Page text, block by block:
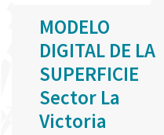
MODELO
DIGITAL DE LA
SUPERFICIE
Sector La
Victoria